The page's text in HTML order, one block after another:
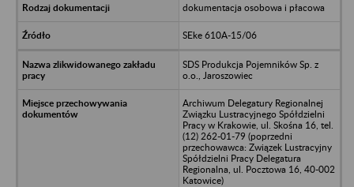
dokumentacja osobowa i płacowa
SEke 610A-15/06
SDS Produkcja Pojemników Sp. z
o.o., Jaroszowiec
Archiwum Delegatury Regionalnej
Związku Lustracyjnego Spółdzielni
Pracy w Krakowie, ul. Skośna 16, tel.
(12) 262-01-79 (poprzedni
przechowawca: Związek Lustracyjny
Spółdzielni Pracy Delegatura
Regionalna, ul. Pocztowa 16, 40-002
Katowice)